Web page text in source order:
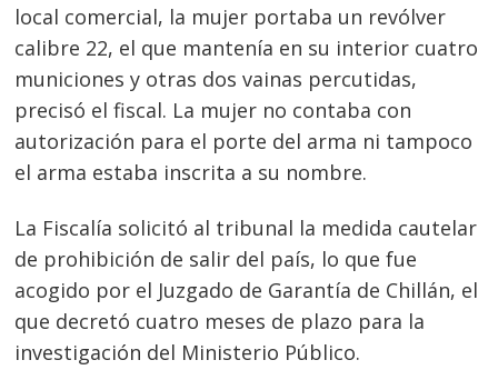
local comercial, la mujer portaba un revólver
calibre 22, el que mantenía en su interior cuatro
municiones y otras dos vainas percutidas,
precisó el fiscal. La mujer no contaba con
autorización para el porte del arma ni tampoco
el arma estaba inscrita a su nombre.
La Fiscalía solicitó al tribunal la medida cautelar
de prohibición de salir del país, lo que fue
acogido por el Juzgado de Garantía de Chillán, el
que decretó cuatro meses de plazo para la
investigación del Ministerio Público.
Navegación
de
entradas